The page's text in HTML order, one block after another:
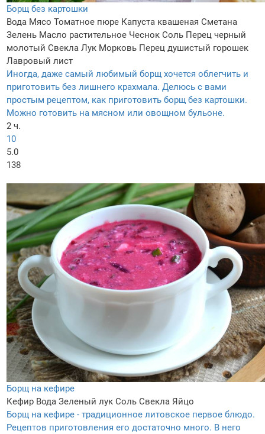
Борщ без картошки
Вода Мясо Томатное пюре Капуста квашеная Сметана
Зелень Масло растительное Чеснок Соль Перец черный
молотый Свекла Лук Морковь Перец душистый горошек
Лавровый лист
Иногда, даже самый любимый борщ хочется облегчить и
приготовить без лишнего крахмала. Делюсь с вами
простым рецептом, как приготовить борщ без картошки.
Можно готовить на мясном или овощном бульоне.
2 ч.
10
5.0
138
Борщ на кефире
Кефир Вода Зеленый лук Соль Свекла Яйцо
Борщ на кефире - традиционное литовское первое блюдо.
Рецептов приготовления его достаточно много. В него